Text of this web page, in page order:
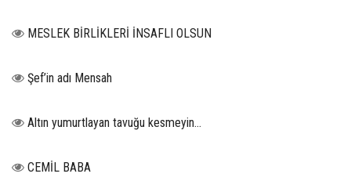
MESLEK BİRLİKLERİ İNSAFLI OLSUN
Şef’in adı Mensah
Altın yumurtlayan tavuğu kesmeyin…
CEMİL BABA